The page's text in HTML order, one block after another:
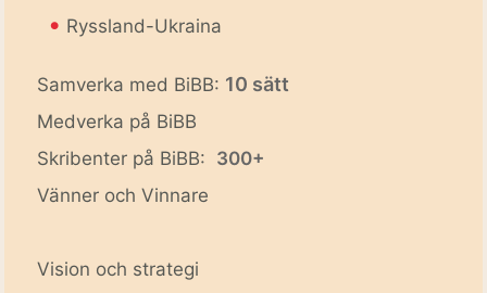
• Ryssland-Ukraina
Samverka med BiBB: 10 sätt
Medverka på BiBB
Skribenter på BiBB: 300+
Vänner och Vinnare
Vision och strategi